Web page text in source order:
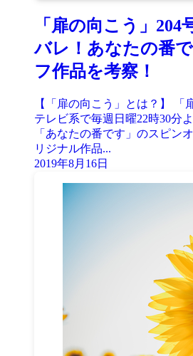
「扉の向こう」204
バレ！あなたの番
フ作品を考察！
【「扉の向こう」とは？】 「
テレビ系で毎週日曜22時30分
「あなたの番です」のスピン
リジナル作品...
2019年8月16日